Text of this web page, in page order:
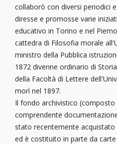
collaborò con diversi periodici
diresse e promosse varie
educativo in Torino e nel
cattedra di Filosofia morale
ministro della Pubblica
1872 divenne ordinario di
della Facoltà di Lettere
morì nel 1897.
Il fondo archivistico
comprendente
stato recentemente
ed è costituito in parte da